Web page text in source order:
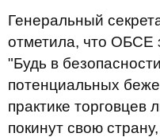
Генеральный
отметила, что ОБСЕ
"Будь в
потенциальных
практике
покинут свою